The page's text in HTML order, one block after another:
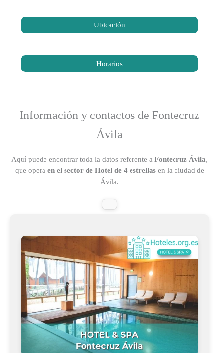
Ubicación
Horarios
Información y contactos de Fontecruz
Ávila
Aquí puede encontrar toda la datos referente a Fontecruz Ávila,
que opera en el sector de Hotel de 4 estrellasen la ciudad de
Ávila.